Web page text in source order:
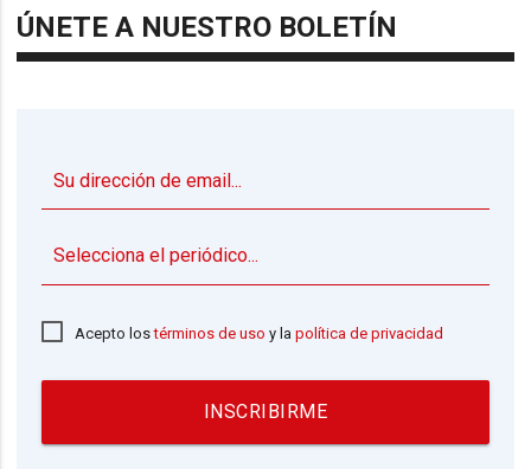
ÚNETE A NUESTRO BOLETÍN
Acepto lostérminos de uso y lapolítica de privacidad
INSCRIBIRME